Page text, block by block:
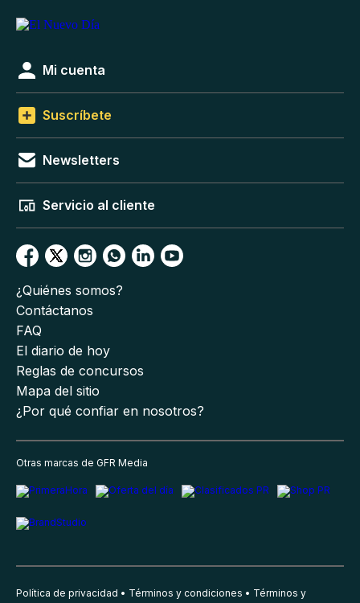
Mi cuenta
Suscríbete
Newsletters
Servicio al cliente
¿Quiénes somos?
Contáctanos
FAQ
El diario de hoy
Reglas de concursos
Mapa del sitio
¿Por qué confiar en nosotros?
Otras marcas de GFR Media
Política de privacidad Términos y condiciones Términos y